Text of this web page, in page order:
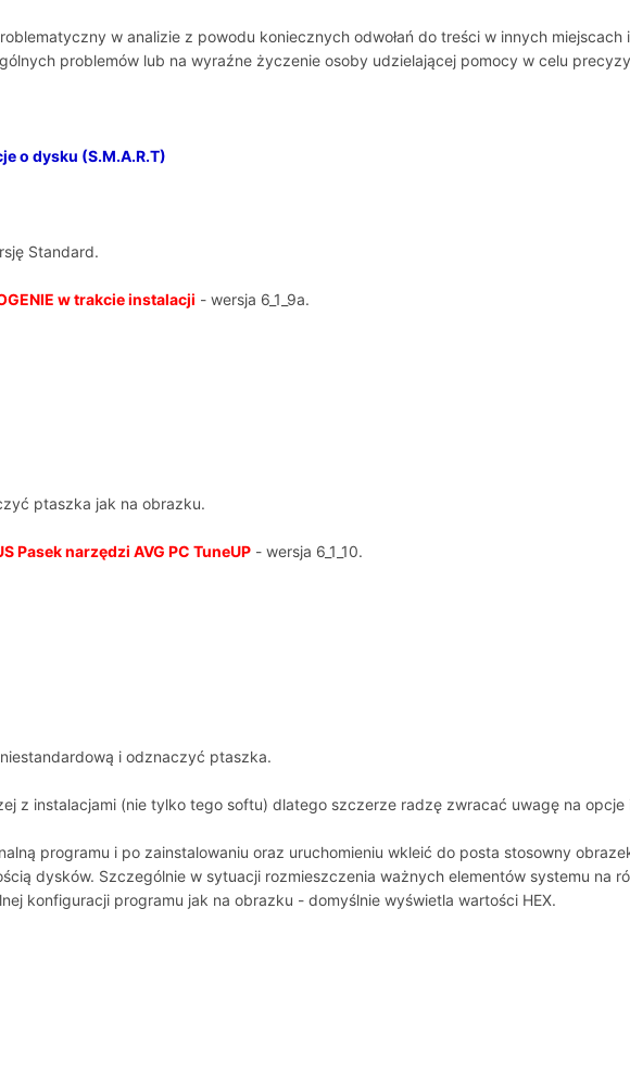
w analizie z powodu koniecznych odwołań do treści w innych miejscach
problemów lub na wyraźne życzenie osoby udzielającej pomocy w celu
o dysku (S.M.A.R.T)
Standard.
w trakcie instalacji - wersja 6_1_9a.
ptaszka jak na obrazku.
Pasek narzędzi AVG PC TuneUP- wersja 6_1_10.
i odznaczyć ptaszka.
z instalacjami (nie tylko tego softu) dlatego szczerze radzę zwracać uwagę na opcje
programu i po zainstalowaniu oraz uruchomieniu wkleić do posta stosowny
dysków. Szczególnie w sytuacji rozmieszczenia ważnych elementów systemu na
konfiguracji programu jak na obrazku - domyślnie wyświetla wartości HEX.